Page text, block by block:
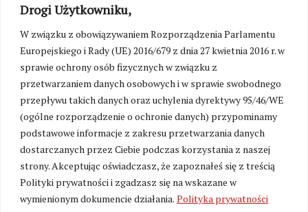
Drogi Użytkowniku,
W związku z obowiązywaniem Rozporządzenia Parlamentu
Europejskiego i Rady (UE) 2016/679 z dnia 27 kwietnia 2016 r. w
sprawie ochrony osób fizycznych w związku z
przetwarzaniem danych osobowych i w sprawie swobodnego
przepływu takich danych oraz uchylenia dyrektywy 95/46/WE
(ogólne rozporządzenie o ochronie danych) przypominamy
podstawowe informacje z zakresu przetwarzania danych
dostarczanych przez Ciebie podczas korzystania z naszej
strony. Akceptując oświadczasz, że zapoznałeś się z treścią
Polityki prywatności i zgadzasz się na wskazane w
wymienionym dokumencie działania. Polityka prywatności
Zmień ustawienia cookies